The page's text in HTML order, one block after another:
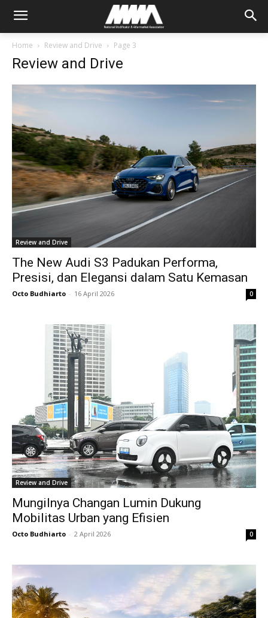
Home Review and Drive Page 3
Review and Drive
Review and Drive
The New Audi S3 Padukan Performa,
Presisi, dan Elegansi dalam Satu Kemasan
Octo Budhiarto - 16 April 2026 0
Review and Drive
Mungilnya Changan Lumin Dukung
Mobilitas Urban yang Efisien
Octo Budhiarto - 2 April 2026 0